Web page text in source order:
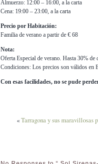
Almuerzo: 12:00 – 16:00, a la carta
Cena: 19:00 – 23:00, a la carta
Precio por Habitación:
Familia de verano a partir de € 68
Nota:
Oferta Especial de verano. Hasta 30% de
Condiciones: Los precios son válidos en
Con esas facilidades, no se pude
«Tarragona y sus maravillosas